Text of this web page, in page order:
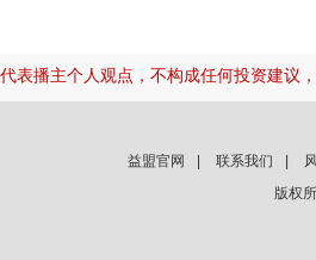
表播主个人观点，不构成任何投资建议
益盟官网 联系我们
版权